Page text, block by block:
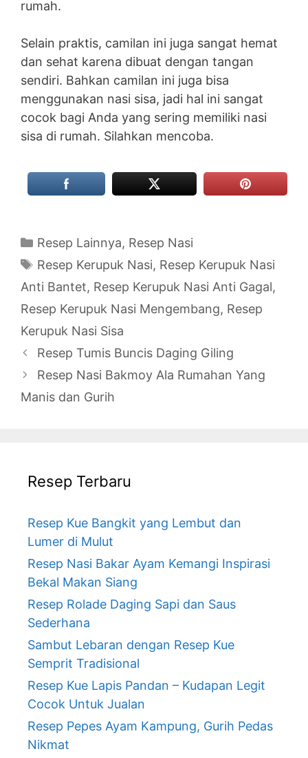
rumah.
Selain praktis, camilan ini juga sangat hemat
dan sehat karena dibuat dengan tangan
sendiri. Bahkan camilan ini juga bisa
menggunakan nasi sisa, jadi hal ini sangat
cocok bagi Anda yang sering memiliki nasi
sisa di rumah. Silahkan mencoba.
Categories
Resep Lainnya, Resep Nasi
Tags
Resep Kerupuk Nasi, Resep Kerupuk Nasi
Anti Bantet, Resep Kerupuk Nasi Anti Gagal,
Resep Kerupuk Nasi Mengembang, Resep
Kerupuk Nasi Sisa
Resep Tumis Buncis Daging Giling
Resep Nasi Bakmoy Ala Rumahan Yang
Manis dan Gurih
Resep Terbaru
Resep Kue Bangkit yang Lembut dan
Lumer di Mulut
Resep Nasi Bakar Ayam Kemangi Inspirasi
Bekal Makan Siang
Resep Rolade Daging Sapi dan Saus
Sederhana
Sambut Lebaran dengan Resep Kue
Semprit Tradisional
Resep Kue Lapis Pandan – Kudapan Legit
Cocok Untuk Jualan
Resep Pepes Ayam Kampung, Gurih Pedas
Nikmat